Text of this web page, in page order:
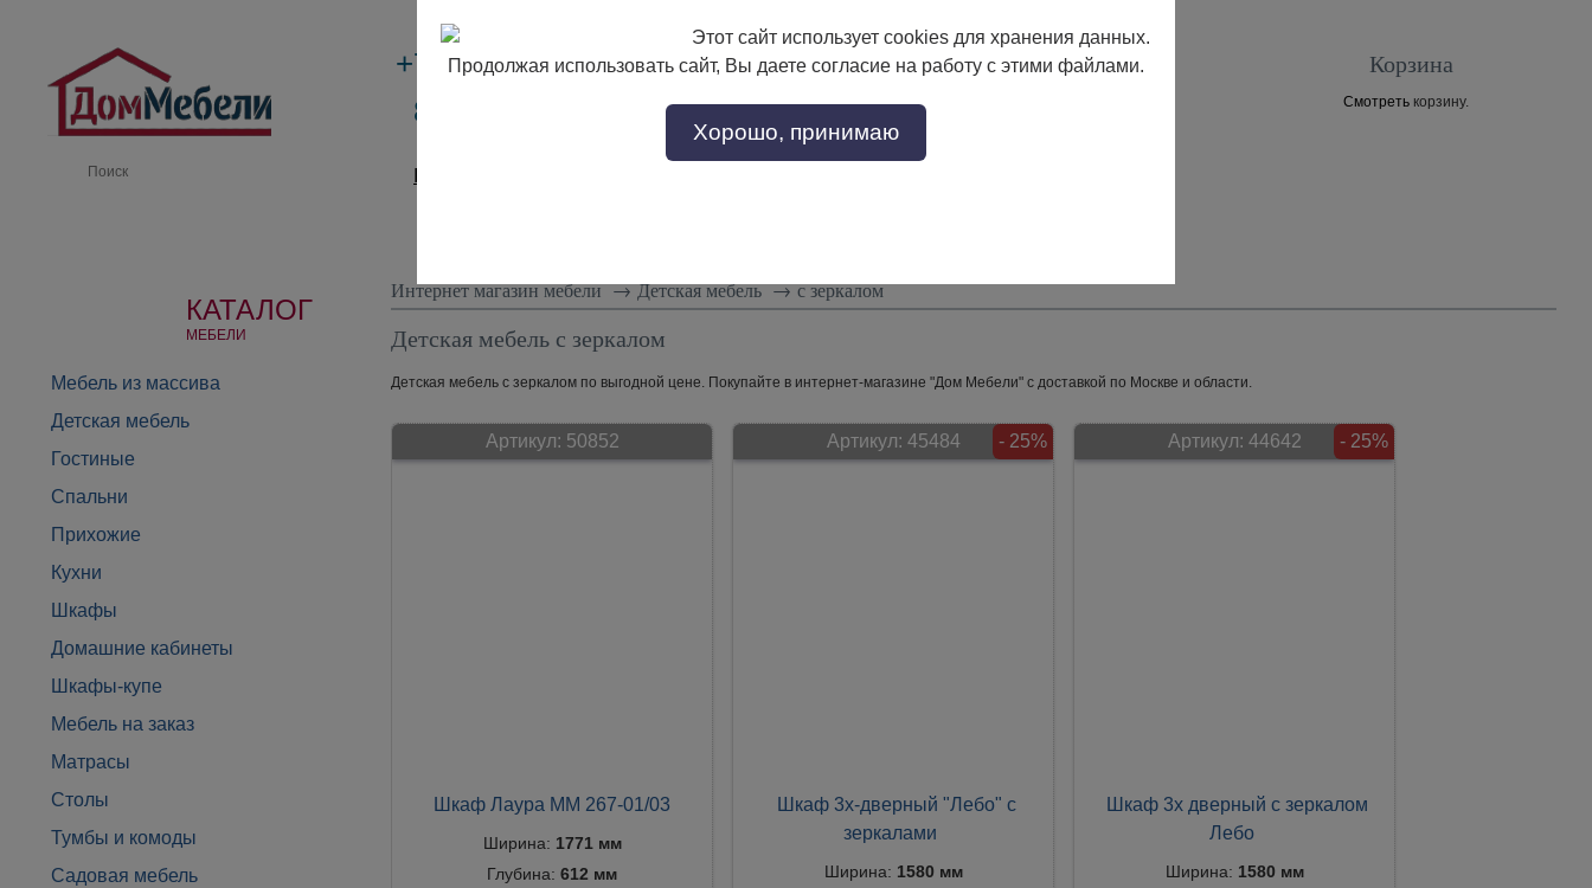
+7 (495)133-17-89
8 (800) 302-17-89
с 9:00 до 18:00
Заказать звонок
Производители
Корзина
Смотреть корзину.
КАТАЛОГ
МЕБЕЛИ
Мебель из массива
Детская мебель
Гостиные
Спальни
Прихожие
Кухни
Шкафы
Домашние кабинеты
Шкафы-купе
Мебель на заказ
Матрасы
Столы
Тумбы и комоды
Садовая мебель
Интернет магазин мебели→ Детская мебель→ с зеркалом
Детская мебель с зеркалом
Детская мебель с зеркалом по выгодной цене. Покупайте в интернет-магазине "Дом Мебели" с доставкой по Москве и области.
Артикул: 50852
Шкаф Лаура ММ 267-01/03
Ширина: 1771 мм
Глубина: 612 мм
Артикул: 45484 - 25%
Шкаф 3х-дверный "Лебо" с
зеркалами
Ширина: 1580 мм
Артикул: 44642 - 25%
Шкаф 3х дверный с зеркалом
Лебо
Ширина: 1580 мм
Этот сайт использует cookies для хранения данных.
Продолжая использовать сайт, Вы даете согласие на работу с этими файлами.
Хорошо, принимаю